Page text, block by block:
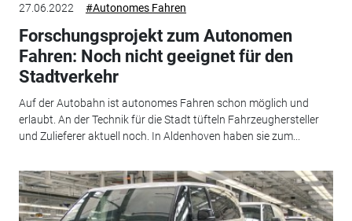
27.06.2022 #Autonomes Fahren
Forschungsprojekt zum Autonomen
Fahren: Noch nicht geeignet für den
Stadtverkehr
Auf der Autobahn ist autonomes Fahren schon möglich und
erlaubt. An der Technik für die Stadt tüfteln Fahrzeughersteller
und Zulieferer aktuell noch. In Aldenhoven haben sie zum...